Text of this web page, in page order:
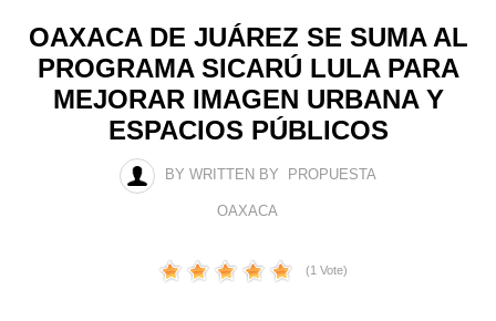
OAXACA DE JUÁREZ SE SUMA AL
PROGRAMA SICARÚ LULA PARA
MEJORAR IMAGEN URBANA Y
ESPACIOS PÚBLICOS
BY WRITTEN BY PROPUESTA
OAXACA
(1 Vote)